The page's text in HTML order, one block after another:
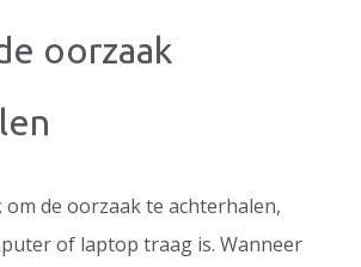
oorzaak
de oorzaak te achterhalen,
of laptop traag is. Wanneer